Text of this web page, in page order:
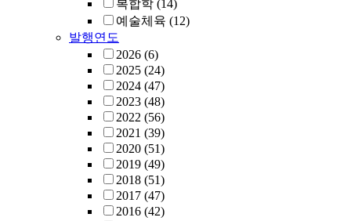
복합학 (14)
예술체육 (12)
발행연도
2026 (6)
2025 (24)
2024 (47)
2023 (48)
2022 (56)
2021 (39)
2020 (51)
2019 (49)
2018 (51)
2017 (47)
2016 (42)